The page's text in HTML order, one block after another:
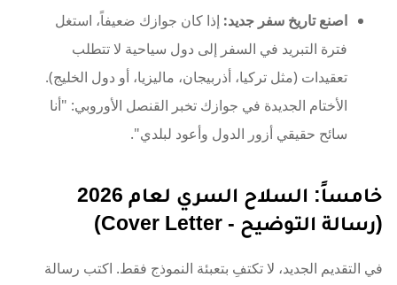
اصنع تاريخ سفر جديد: إذا كان جوازك ضعيفاً، استغل
فترة التبريد في السفر إلى دول سياحية لا تتطلب
تعقيدات (مثل تركيا، أذربيجان، ماليزيا، أو دول الخليج).
الأختام الجديدة في جوازك تخبر القنصل الأوروبي: "أنا
سائح حقيقي أزور الدول وأعود لبلدي".
خامساً: السلاح السري لعام 2026
(رسالة التوضيح - Cover Letter)
في التقديم الجديد، لا تكتفِ بتعبئة النموذج فقط. اكتب رسالة